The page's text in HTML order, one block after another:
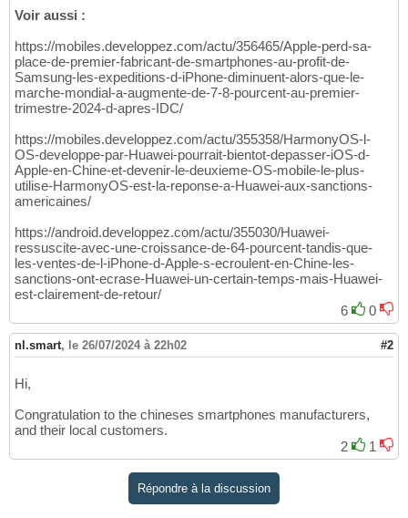
Voir aussi :
https://mobiles.developpez.com/actu/356465/Apple-perd-sa-
place-de-premier-fabricant-de-smartphones-au-profit-de-
Samsung-les-expeditions-d-iPhone-diminuent-alors-que-le-
marche-mondial-a-augmente-de-7-8-pourcent-au-premier-
trimestre-2024-d-apres-IDC/
https://mobiles.developpez.com/actu/355358/HarmonyOS-l-
OS-developpe-par-Huawei-pourrait-bientot-depasser-iOS-d-
Apple-en-Chine-et-devenir-le-deuxieme-OS-mobile-le-plus-
utilise-HarmonyOS-est-la-reponse-a-Huawei-aux-sanctions-
americaines/
https://android.developpez.com/actu/355030/Huawei-
ressuscite-avec-une-croissance-de-64-pourcent-tandis-que-
les-ventes-de-l-iPhone-d-Apple-s-ecroulent-en-Chine-les-
sanctions-ont-ecrase-Huawei-un-certain-temps-mais-Huawei-
est-clairement-de-retour/
6
0
nl.smart, le 26/07/2024 à 22h02 #2
Hi,
Congratulation to the chineses smartphones manufacturers,
and their local customers.
2
1
Répondre à la discussion